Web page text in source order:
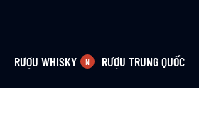
RƯỢU WHISKY RƯỢU TRUNG QUỐC